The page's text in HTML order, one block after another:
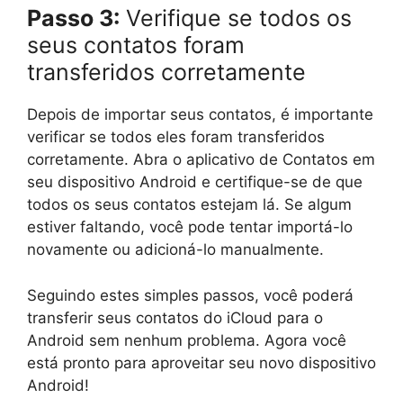
Passo 3: Verifique se todos os
seus contatos foram
transferidos corretamente
Depois de importar seus contatos, é importante
verificar se todos eles foram transferidos
corretamente. Abra o aplicativo de Contatos em
seu dispositivo Android e certifique-se de que
todos os seus contatos estejam lá. Se algum
estiver faltando, você pode tentar importá-lo
novamente ou adicioná-lo manualmente.
Seguindo estes simples passos, você poderá
transferir seus contatos do iCloud para o
Android sem nenhum problema. Agora você
está pronto para aproveitar seu novo dispositivo
Android!